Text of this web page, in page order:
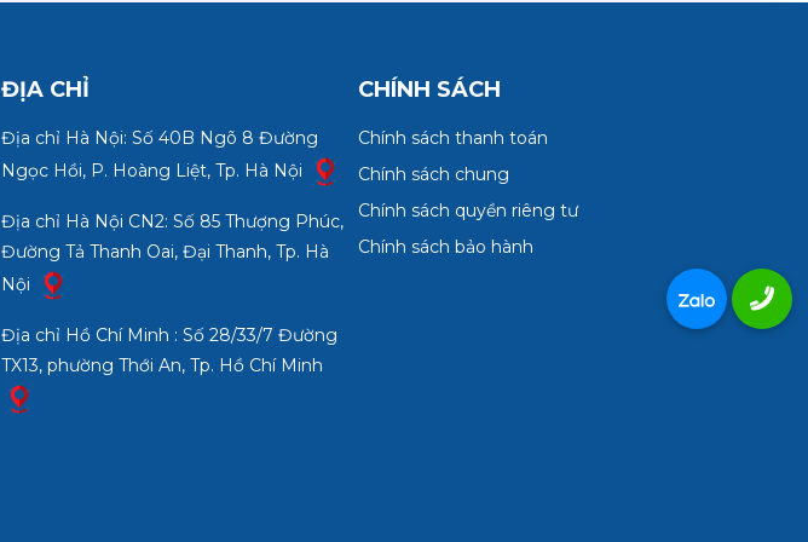
ĐỊA CHỈ
Địa chỉ Hà Nội: Số 40B Ngõ 8 Đường
Ngọc Hồi, P. Hoàng Liệt, Tp. Hà Nội
Địa chỉ Hà Nội CN2: Số 85 Thượng Phúc,
Đường Tả Thanh Oai, Đại Thanh, Tp. Hà
Nội
Địa chỉ Hồ Chí Minh : Số 28/33/7 Đường
TX13, phường Thới An, Tp. Hồ Chí Minh
CHÍNH SÁCH
Chính sách thanh toán
Chính sách chung
Chính sách quyền riêng tư
Chính sách bảo hành